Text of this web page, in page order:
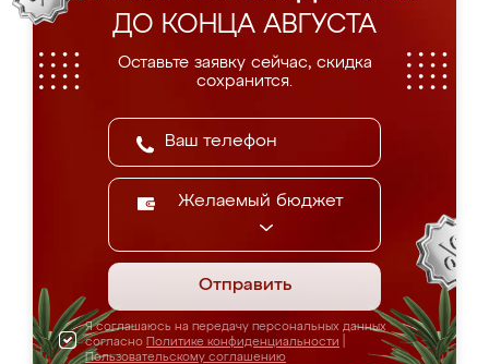
ДО КОНЦА АВГУСТА
Оставьте заявку сейчас, скидка
сохранится.
Желаемый бюджет
Отправить
Я соглашаюсь на передачу персональных данных
согласно Политике конфиденциальности
Пользовательскому соглашению